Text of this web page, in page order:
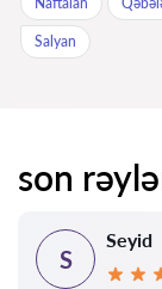
Salyan
son
S
Seyid